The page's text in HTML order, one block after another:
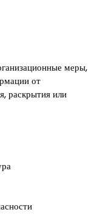
меры,
от
раскрытия или